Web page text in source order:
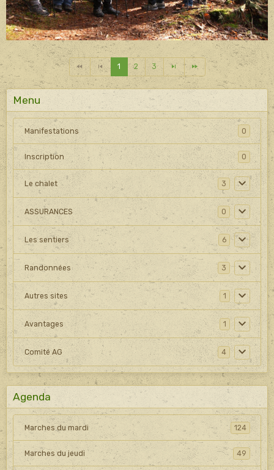
1 2 3
Menu
Manifestations 0
Inscription 0
Le chalet 3
ASSURANCES 0
Les sentiers 6
Randonnées 3
Autres sites 1
Avantages 1
Comité AG 4
Agenda
Marches du mardi 124
Marches du jeudi 49